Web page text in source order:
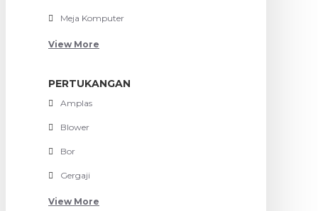
Meja Komputer
View More
PERTUKANGAN
Amplas
Blower
Bor
Gergaji
View More